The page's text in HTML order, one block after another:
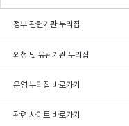
정부 관련기관 누리집
외청 및 유관기관 누리집
운영 누리집 바로가기
관련 사이트 바로가기